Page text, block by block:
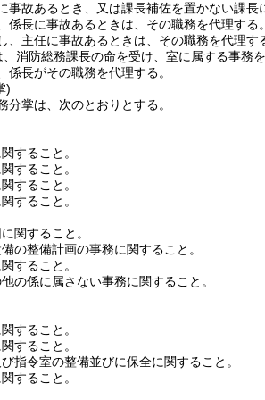
事故あるとき、又は課長補佐を置かない課
係長に事故あるときは、その職務を代理する。
、主任に事故あるときは、その職務を代理す
消防総務課長の命を受け、室に属する事務
係長がその職務を代理する。
)
分掌は、次のとおりとする。
すること。
すること。
すること。
すること。
関すること。
の整備計画の事務に関すること。
すること。
の係に属さない事務に関すること。
すること。
すること。
指令室の整備並びに保全に関すること。
すること。